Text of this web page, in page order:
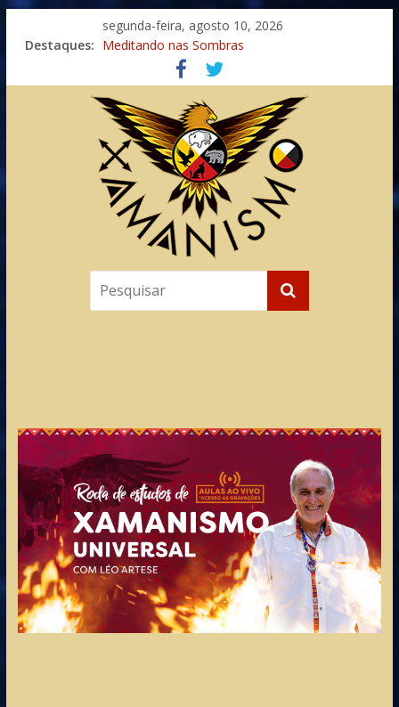
segunda-feira, agosto 10, 2026
Destaques:
Imaginação na Cura
Meditando nas Sombras
Autosuficiência: A Jornada do Espírito Ancestral
Xamanismo Universal
Totens – Caminho Espiritual – Crescimento